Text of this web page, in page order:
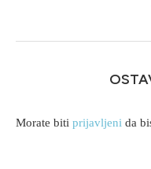
Morate biti prijavljeni da